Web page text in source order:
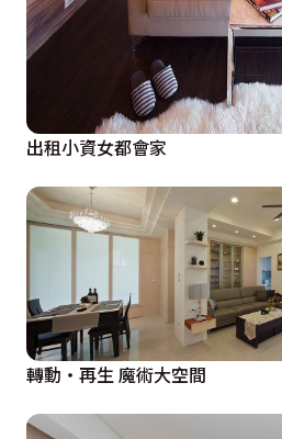
出租小資女都會家
轉動‧再生 魔術大空間